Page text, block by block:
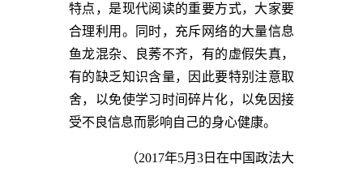
特点，是现代阅读的重要方式，大家要
合理利用。同时，充斥网络的大量信息
鱼龙混杂、良莠不齐，有的虚假失真，
有的缺乏知识含量，因此要特别注意取
舍，以免使学习时间碎片化，以免因接
受不良信息而影响自己的身心健康。
（2017年5月3日在中国政法大